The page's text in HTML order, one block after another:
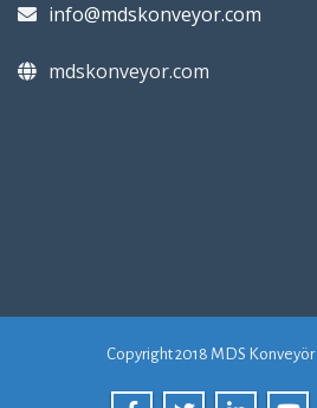
info@mdskonveyor.com
mdskonveyor.com
Copyright 2018 MDS Konveyör